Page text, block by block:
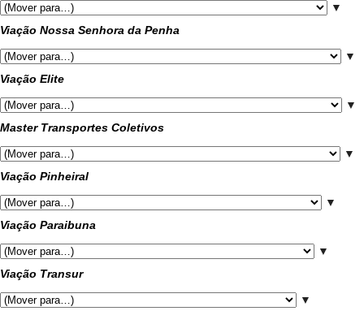
▼
Viação Nossa Senhora da Penha
▼
Viação Elite
▼
Master Transportes Coletivos
▼
Viação Pinheiral
▼
Viação Paraibuna
▼
Viação Transur
▼